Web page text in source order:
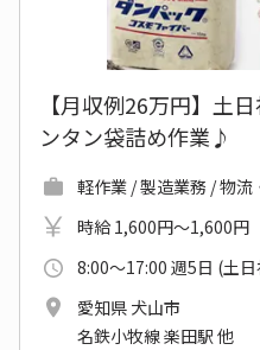
【月収例26万円】土
ンタン袋詰め作業♪
軽作業 / 製造業務 / 物流
時給 1,600円～1,600円
8:00～17:00 週5日 (土
愛知県 犬山市
名鉄小牧線 楽田駅 他